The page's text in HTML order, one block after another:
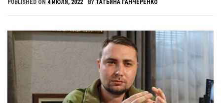
PUBLISHED ON 4 ИЮЛЯ, 2022 BY ТАТЬЯНА ГАНЧЕРЕНКО